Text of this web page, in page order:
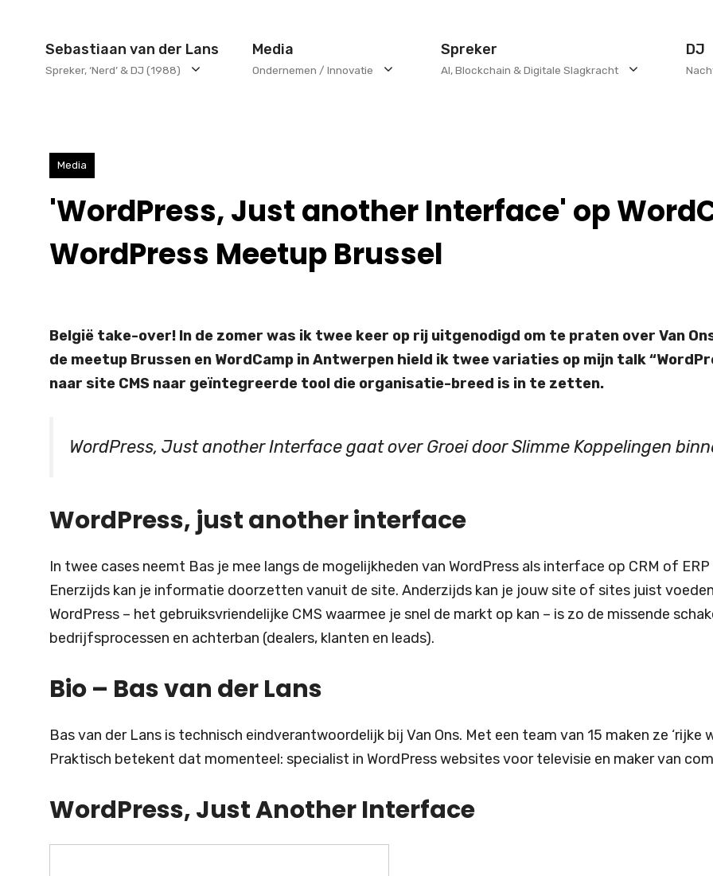
Sebastiaan van der Lans
Spreker, ‘Nerd’ & DJ (1988)
Media
Ondernemen / Innovatie
Spreker
AI, Blockchain & Digitale Slagkracht
DJ
Media
'WordPress, Just another Interface' op
WordPress Meetup Brussel
België take-over! In de zomer was ik twee keer op rij uitgenodigd om te praten over Van
de meetup Brussen en WordCamp in Antwerpen hield ik twee variaties op mijn talk
naar site CMS naar geïntegreerde tool die organisatie-breed is in te zetten.
WordPress, Just another Interface gaat over Groei door Slimme Koppelingen
WordPress, just another interface
In twee cases neemt Bas je mee langs de mogelijkheden van WordPress als interface op CRM of
Enerzijds kan je informatie doorzetten vanuit de site. Anderzijds kan je jouw site of sites juist
WordPress – het gebruiksvriendelijke CMS waarmee je snel de markt op kan – is zo de missende
bedrijfsprocessen en achterban (dealers, klanten en leads).
Bio – Bas van der Lans
Bas van der Lans is technisch eindverantwoordelijk bij Van Ons. Met een team van 15 maken ze ‘rijke
Praktisch betekent dat momenteel: specialist in WordPress websites voor televisie en maker van
WordPress, Just Another Interface